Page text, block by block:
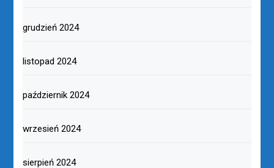
grudzień 2024
listopad 2024
październik 2024
wrzesień 2024
sierpień 2024